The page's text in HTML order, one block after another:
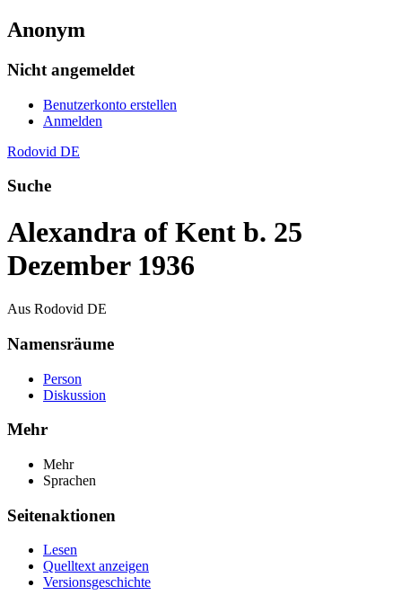
Anonym
Nicht angemeldet
Benutzerkonto erstellen
Anmelden
Rodovid DE
Suche
Alexandra of Kent b. 25
Dezember 1936
Aus Rodovid DE
Namensräume
Person
Diskussion
Mehr
Mehr
Sprachen
Seitenaktionen
Lesen
Quelltext anzeigen
Versionsgeschichte